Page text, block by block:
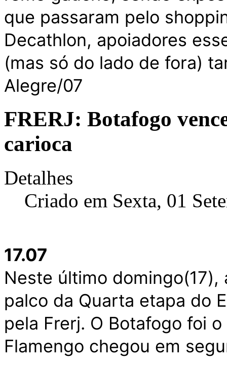
que passaram pelo
Decathlon, apoiadores
(mas só do lado de fora)
Alegre/07
FRERJ: Botafogo
carioca
Detalhes
Criado em Sexta, 01
17.07
Neste último
palco da Quarta etapa do
pela Frerj. O Botafogo foi
Flamengo chegou em